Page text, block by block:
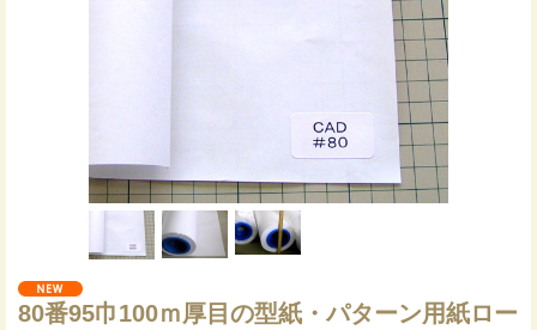
80番95巾100ｍ厚目の型紙・パターン用紙ロー